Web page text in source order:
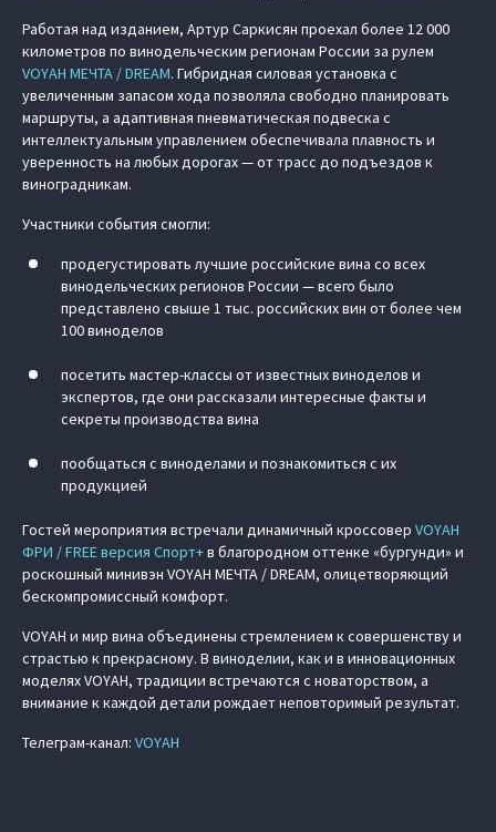
Работая над изданием, Артур Саркисян проехал более 12 000
километров по винодельческим регионам России за рулем
VOYAH МЕЧТА / DREAM. Гибридная силовая установка с
увеличенным запасом хода позволяла свободно планировать
маршруты, а адаптивная пневматическая подвеска с
интеллектуальным управлением обеспечивала плавность и
уверенность на любых дорогах — от трасс до подъездов к
виноградникам.
Участники события смогли:
продегустировать лучшие российские вина со всех
винодельческих регионов России — всего было
представлено свыше 1 тыс. российских вин от более чем
100 виноделов
посетить мастер-классы от известных виноделов и
экспертов, где они рассказали интересные факты и
секреты производства вина
пообщаться с виноделами и познакомиться с их
продукцией
Гостей мероприятия встречали динамичный кроссовер VOYAH
ФРИ / FREE версия Спорт+в благородном оттенке «бургунди» и
роскошный минивэн VOYAH МЕЧТА / DREAM, олицетворяющий
бескомпромиссный комфорт.
VOYAH и мир вина объединены стремлением к совершенству и
страстью к прекрасному. В виноделии, как и в инновационных
моделях VOYAH, традиции встречаются с новаторством, а
внимание к каждой детали рождает неповторимый результат.
Телеграм-канал: VOYAH